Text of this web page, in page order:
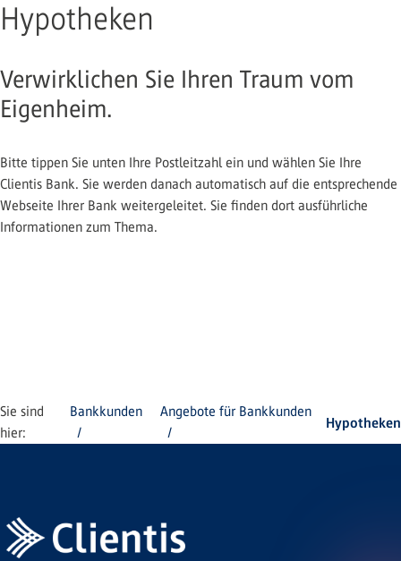
Hypotheken
Verwirklichen Sie Ihren Traum vom
Eigenheim.
Bitte tippen Sie unten Ihre Postleitzahl ein und wählen Sie Ihre
Clientis Bank. Sie werden danach automatisch auf die entsprechende
Webseite Ihrer Bank weitergeleitet. Sie finden dort ausführliche
Informationen zum Thema.
Sie sind
hier:
Bankkunden Angebote für Bankkunden
Hypotheken